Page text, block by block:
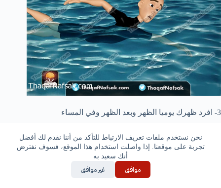
نحن نستخدم ملفات تعريف الارتباط للتأكد من أننا نقدم لك أفضل
تجربة على موقعنا. إذا واصلت استخدام هذا الموقع، فسوف نفترض
أنك سعيد به
موافق غير موافق
3- افرد ظهرك يوميا الظهر وبعد الظهر وفي المساء